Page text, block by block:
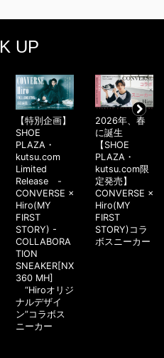
UP
【特別企画】
SHOE
PLAZA・
kutsu.com
Limited
Release -
CONVERSE ×
Hiro(MY
FIRST
STORY) -
COLLABORA
TION
SNEAKER[NX
360 MH]
“Hiroオリジ
ナルデザイ
ン”コラボス
ニーカー
2026年、春
に誕生
【SHOE
PLAZA・
kutsu.com限
定発売】
CONVERSE ×
Hiro(MY
FIRST
STORY)コラ
ボスニーカー